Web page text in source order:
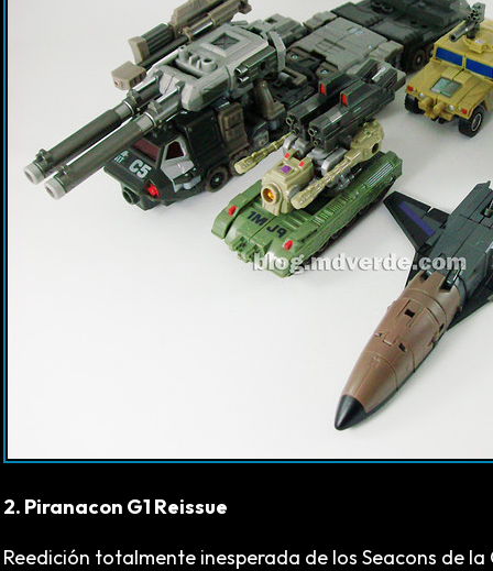
2. Piranacon G1 Reissue
Reedición totalmente inesperada de los Seacons de la